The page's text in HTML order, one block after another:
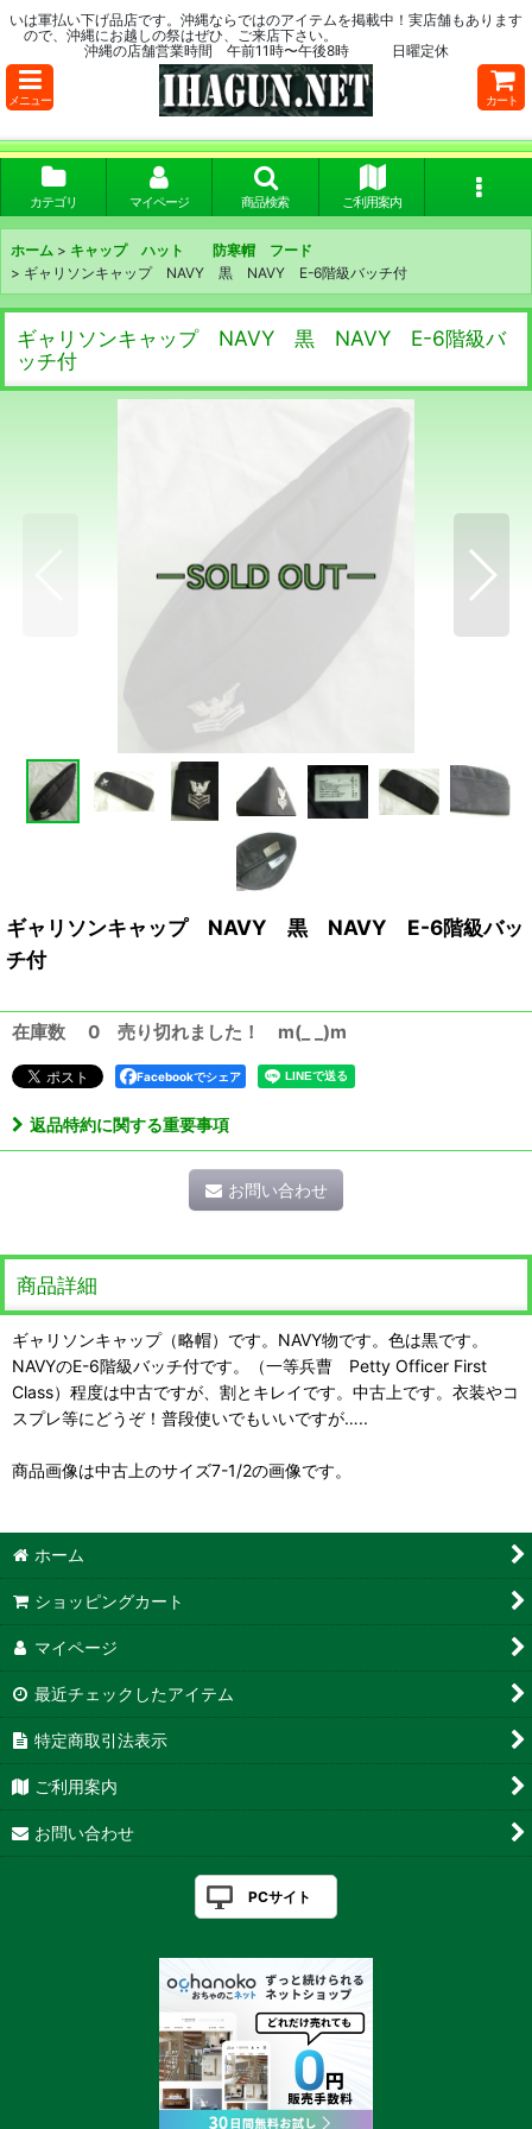
いは軍払い下げ品店です。沖縄ならではのアイテムを掲載中！実店舗もあります
ので、沖縄にお越しの祭はぜひ、ご来店下さい。
沖縄の店舗営業時間 午前11時〜午後8時 日曜定休
メニュー カート
カテゴリ マイページ 商品検索 ご利用案内
ホーム > キャップ ハット 防寒帽 フード
> ギャリソンキャップ NAVY 黒 NAVY E-6階級バッチ付
ギャリソンキャップ NAVY 黒 NAVY E-6階級バ
ッチ付
ギャリソンキャップ NAVY 黒 NAVY E-6階級バッ
チ付
在庫数 0 売り切れました！ m(_ _)m
Facebookでシェア
返品特約に関する重要事項
お問い合わせ
商品詳細
ギャリソンキャップ（略帽）です。NAVY物です。色は黒です。
NAVYのE-6階級バッチ付です。（一等兵曹 Petty Officer First
Class）程度は中古ですが、割とキレイです。中古上です。衣装やコ
スプレ等にどうぞ！普段使いでもいいですが…..
商品画像は中古上のサイズ7-1/2の画像です。
ホーム
ショッピングカート
マイページ
最近チェックしたアイテム
特定商取引法表示
ご利用案内
お問い合わせ
PCサイト